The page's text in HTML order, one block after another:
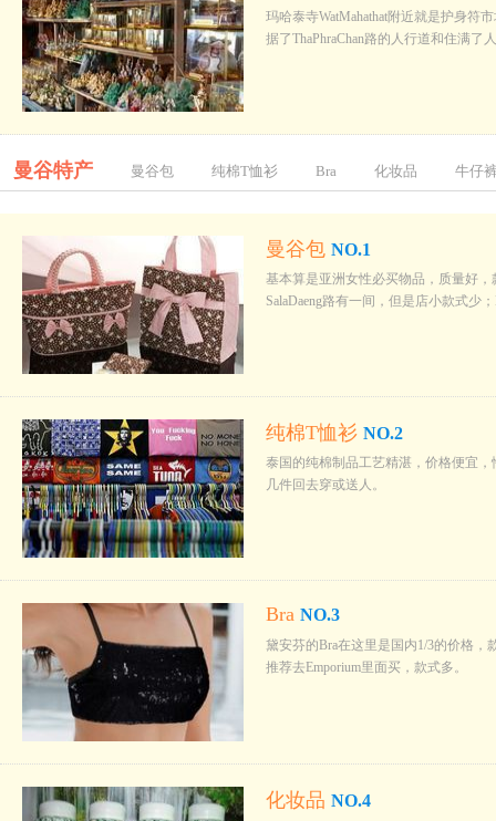
玛哈泰寺WatMahathat附近就是护身符
据了ThaPhraChan路的人行道和住满
曼谷特产 曼谷包 纯棉T恤衫 Bra 化妆品
牛仔
曼谷包 NO.1
基本算是亚洲女性必买物品，质量好
SalaDaeng路有一间，但是店小款式少
纯棉T恤衫 NO.2
泰国的纯棉制品工艺精湛，价格便宜
几件回去穿或送人。
Bra NO.3
黛安芬的Bra在这里是国内1/3的价格
推荐去Emporium里面买，款式多。
化妆品 NO.4